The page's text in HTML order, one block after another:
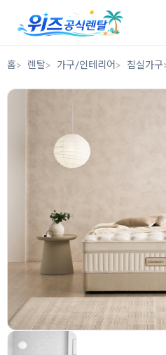
홈 렌탈 가구/인테리어 침실가구